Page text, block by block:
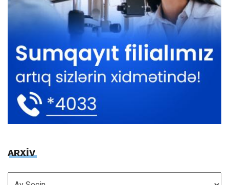
ARXİV
ARXİV